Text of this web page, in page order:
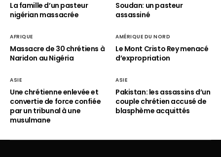
La famille d’un pasteur
nigérian massacrée
Soudan: un pasteur
assassiné
AFRIQUE
Massacre de 30 chrétiens à
Naridon au Nigéria
AMÉRIQUE DU NORD
Le Mont Cristo Rey menacé
d’expropriation
ASIE
Une chrétienne enlevée et
convertie de force confiée
par un tribunal à une
musulmane
ASIE
Pakistan: les assassins d’un
couple chrétien accusé de
blasphème acquittés